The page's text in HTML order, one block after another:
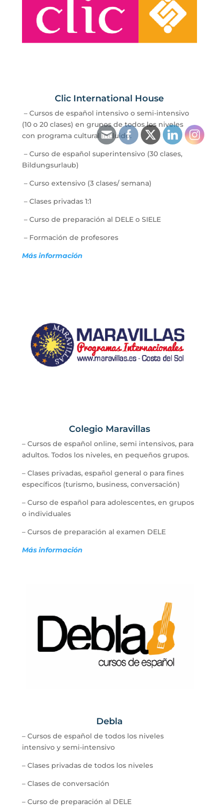
Clic International House
– Cursos de español intensivo o semi-intensivo
(10 o 20 clases) en grupos de todos los niveles
con programa cultural incluido.
– Curso de español superintensivo (30 clases,
Bildungsurlaub)
– Curso extensivo (3 clases/ semana)
– Clases privadas 1:1
– Curso de preparación al DELE o SIELE
– Formación de profesores
Más información
Colegio Maravillas
– Cursos de español online, semi intensivos, para
adultos. Todos los niveles, en pequeños grupos.
– Clases privadas, español general o para fines
específicos (turismo, business, conversación)
– Curso de español para adolescentes, en grupos
o individuales
– Cursos de preparación al examen DELE
Más información
Debla
– Cursos de español de todos los niveles
intensivo y semi-intensivo
– Clases privadas de todos los niveles
– Clases de conversación
– Curso de preparación al DELE